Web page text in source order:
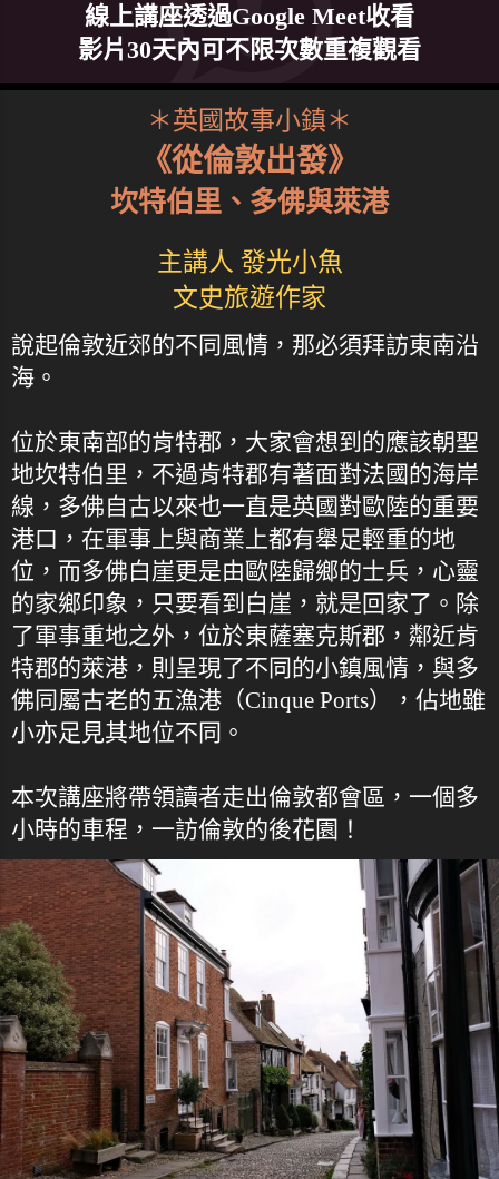
線上講座透過Google Meet收看
影片30天內可不限次數重複觀看
＊英國故事小鎮＊
《從倫敦出發》
坎特伯里、多佛與萊港
主講人 發光小魚
文史旅遊作家
說起倫敦近郊的不同風情，那必須拜訪東南沿
海。
位於東南部的肯特郡，大家會想到的應該朝聖
地坎特伯里，不過肯特郡有著面對法國的海岸
線，多佛自古以來也一直是英國對歐陸的重要
港口，在軍事上與商業上都有舉足輕重的地
位，而多佛白崖更是由歐陸歸鄉的士兵，心靈
的家鄉印象，只要看到白崖，就是回家了。除
了軍事重地之外，位於東薩塞克斯郡，鄰近肯
特郡的萊港，則呈現了不同的小鎮風情，與多
佛同屬古老的五漁港（Cinque Ports），佔地雖
小亦足見其地位不同。
本次講座將帶領讀者走出倫敦都會區，一個多
小時的車程，一訪倫敦的後花園！